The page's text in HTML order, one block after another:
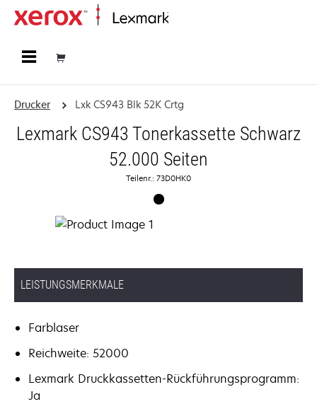
Drucker Lxk CS943 Blk 52K Crtg
Lexmark CS943 Tonerkassette Schwarz
52.000 Seiten
Teilenr.: 73D0HK0
LEISTUNGSMERKMALE
Farblaser
Reichweite: 52000
Lexmark Druckkassetten-Rückführungsprogramm:
Ja